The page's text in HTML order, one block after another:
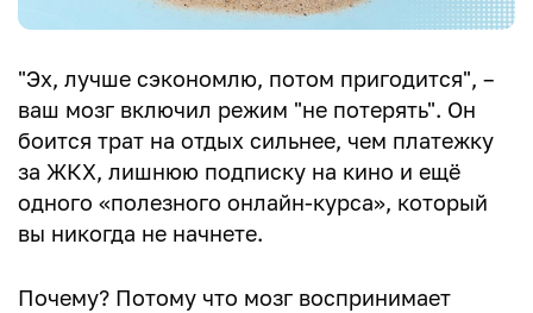
"Эх, лучше сэкономлю, потом пригодится", –
ваш мозг включил режим "не потерять". Он
боится трат на отдых сильнее, чем платежку
за ЖКХ, лишнюю подписку на кино и ещё
одного «полезного онлайн-курса», который
вы никогда не начнете.
Почему? Потому что мозг воспринимает